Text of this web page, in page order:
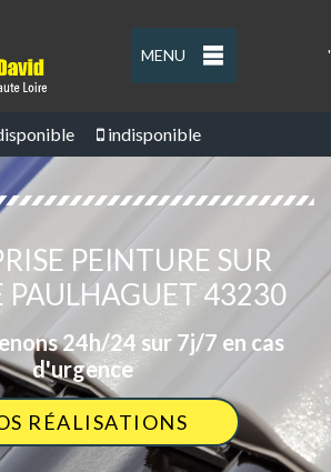
MENU '
indisponible
PEINTURE SUR
PAULHAGUET 43230
24h/24 sur 7j/7 en cas
d'urgence
RÉALISATIONS